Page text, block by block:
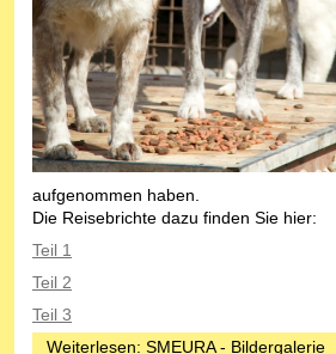
aufgenommen haben.
Die Reisebrichte dazu finden Sie hier:
Teil 1
Teil 2
Teil 3
Weiterlesen: SMEURA - Bildergalerie